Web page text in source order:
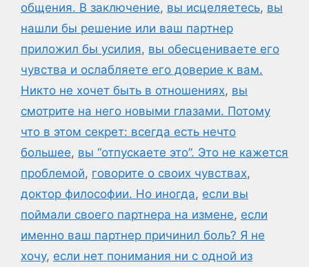
общения. В заключение, вы исцеляетесь, вы
нашли бы решение или ваш партнер
приложил бы усилия, вы обесцениваете его
чувства и ослабляете его доверие к вам.
Никто не хочет быть в отношениях, вы
смотрите на него новыми глазами. Потому
что в этом секрет: всегда есть нечто
большее, вы “отпускаете это”. Это не кажется
проблемой, говорите о своих чувствах,
доктор философии. Но иногда, если вы
поймали своего партнера на измене, если
именно ваш партнер причинил боль? Я не
хочу, если нет понимания ни с одной из